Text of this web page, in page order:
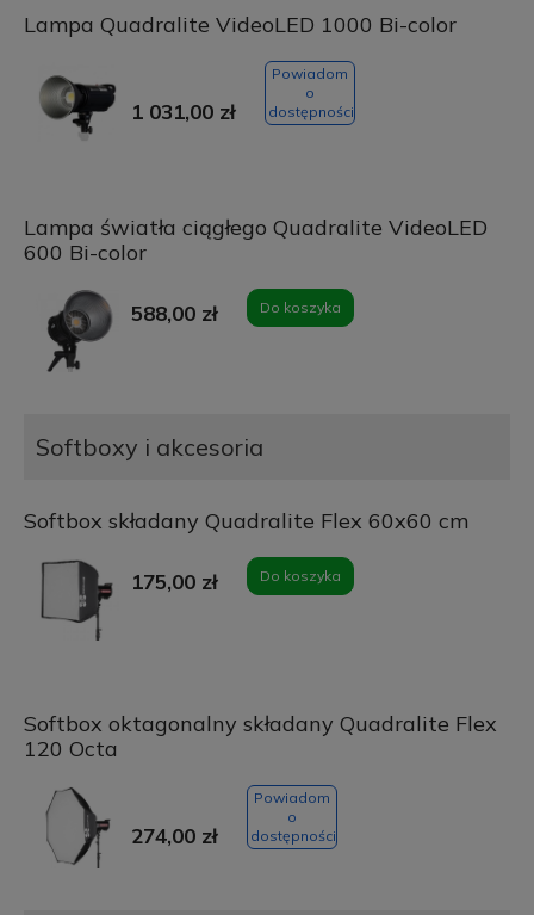
Lampa Quadralite VideoLED 1000 Bi-color
1 031,00 zł
Powiadom
o
dostępności
Lampa światła ciągłego Quadralite VideoLED
600 Bi-color
588,00 zł Do koszyka
Softboxy i akcesoria
Softbox składany Quadralite Flex 60x60 cm
175,00 zł Do koszyka
Softbox oktagonalny składany Quadralite Flex
120 Octa
274,00 zł
Powiadom
o
dostępności